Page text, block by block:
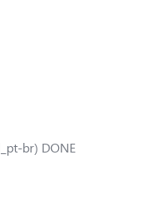
br) DONE